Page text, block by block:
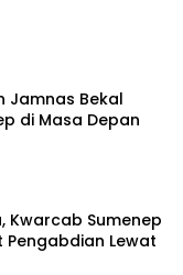
Jamnas Bekal
di Masa Depan
Kwarcab Sumenep
Pengabdian Lewat